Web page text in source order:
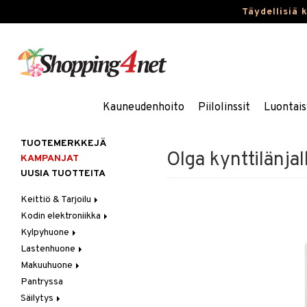
Täydellisiä
Kauneudenhoito Piilolinssit
Olga
TUOTEMERKKEJÄ
KAMPANJAT
UUSIA TUOTTEITA
Keittiö & Tarjoilu
Aterimet
Kannut & Karahvit
Keittiösäilytys
Keittiötekstiilit
Keittiövälineet
Kodinkoneet
Kodin elektroniikka
Ääni
Kylpyhuone
Kylpyhuoneen sisustus
Kylpyhuoneen tarvikkeita
Kylpyhuoneen tekstiilit
Lastenhuone
Kylpyhuoneen koristelu
Lasten huonekalut
Lasten lamput
Makuuhuone
Huovat & Saalit
Koristetyynyt
Pantryssa
Säilytys